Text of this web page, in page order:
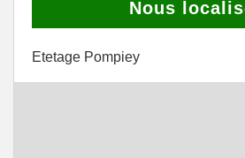
Nous
Etetage Pompiey